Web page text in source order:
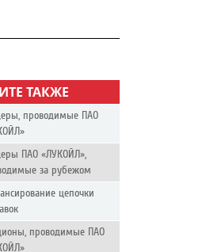
ТАКЖЕ
проводимые ПАО
ПАО «ЛУКОЙЛ»,
за рубежом
цепочки
проводимые ПАО